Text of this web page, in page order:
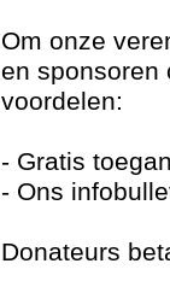
Om onze
en sponsoren
voordelen:
- Gratis
- Ons
Donateurs